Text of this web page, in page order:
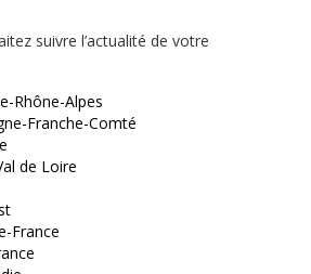
suivre l’actualité de votre
Rhône-Alpes
Franche-Comté
de Loire
France